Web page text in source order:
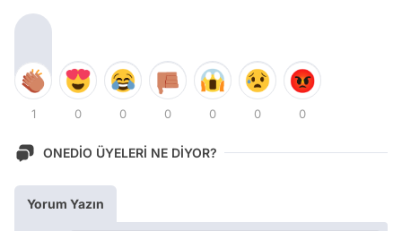
1 0 0 0 0 0 0
ONEDİO ÜYELERİ NE DİYOR?
Yorum Yazın